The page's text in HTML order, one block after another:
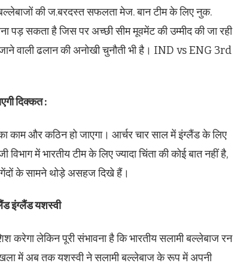
की ज.बरदस्त सफलता मेज. बान टीम के लिए नुक.
पड़ सकता है जिस पर अच्छी सीम मूवमेंट की उम्मीद की जा रही
वाली ढलान की अनोखी चुनौती भी है। IND vs ENG 3rd
दिक्कत :
काम और कठिन हो जाएगा। आर्चर चार साल में इंग्लैंड के लिए
में भारतीय टीम के लिए ज्यादा चिंता की कोई बात नहीं है,
के सामने थोड़े असहज दिखे हैं।
इंग्लैंड यशस्वी
करेगा लेकिन पूरी संभावना है कि भारतीय सलामी बल्लेबाज रन
में अब तक यशस्वी ने सलामी बल्लेबाज के रूप में अपनी